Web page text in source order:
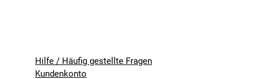
Hilfe / Häufig gestellte Fragen
Kundenkonto